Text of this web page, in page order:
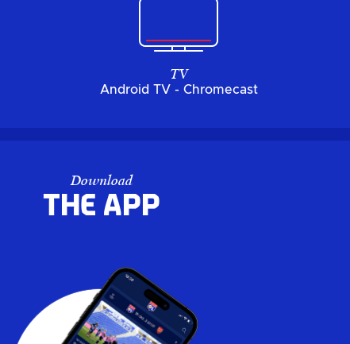
TV
Android TV - Chromecast
Download
the APP